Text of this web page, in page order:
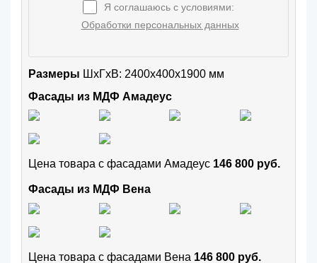
Я соглашаюсь с условиями:
Обработки персональных данных
Размеры ШxГхВ: 2400x400x1900 мм
Фасады из МДФ Амадеус
Цена товара с фасадами Амадеус 146 800 руб.
Фасады из МДФ Вена
Цена товара с фасадами Вена 146 800 руб.